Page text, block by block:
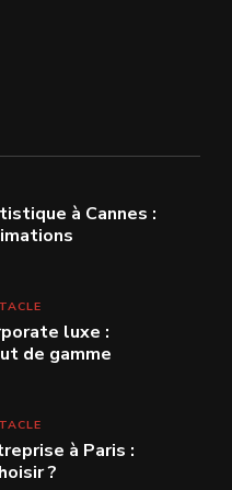
à Cannes :
luxe :
de gamme
à Paris :
?